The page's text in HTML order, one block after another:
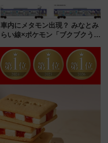
車内にメタモン出現？ みなとみ
らい線×ポケモン「ブクブクうみ
行開始に！ この夏は直通列車で
横浜へ！